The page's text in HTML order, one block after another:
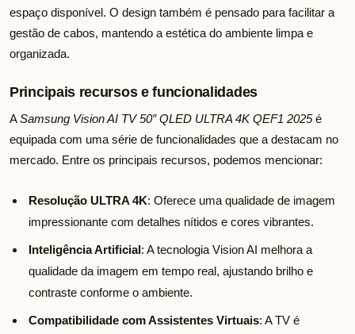
espaço disponível. O design também é pensado para facilitar a
gestão de cabos, mantendo a estética do ambiente limpa e
organizada.
Principais recursos e funcionalidades
ASamsung Vision AI TV 50″ QLED ULTRA 4K QEF1 2025é
equipada com uma série de funcionalidades que a destacam no
mercado. Entre os principais recursos, podemos mencionar:
Resolução ULTRA 4K: Oferece uma qualidade de imagem
impressionante com detalhes nítidos e cores vibrantes.
Inteligência Artificial: A tecnologia Vision AI melhora a
qualidade da imagem em tempo real, ajustando brilho e
contraste conforme o ambiente.
Compatibilidade com Assistentes Virtuais: A TV é